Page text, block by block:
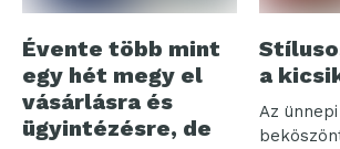
Évente több mint
egy hét megy el
vásárlásra és
ügyintézésre, de
a
Az